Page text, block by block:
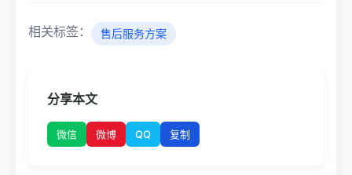
相关标签： 售后服务方案
分享本文
微信 微博 QQ 复制